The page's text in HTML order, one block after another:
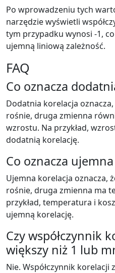
Po wprowadzeniu tych
narzędzie wyświetli
tym przypadku wynosi -1,
ujemną liniową zależność.
FAQ
Co oznacza
Dodatnia korelacja
rośnie, druga zmienna
wzrostu. Na przykład,
dodatnią korelację.
Co oznacza
Ujemna korelacja oznacza,
rośnie, druga zmienna ma
przykład, temperatura i
ujemną korelację.
Czy współczynnik
większy niż 1 lub
Nie. Współczynnik korelacji